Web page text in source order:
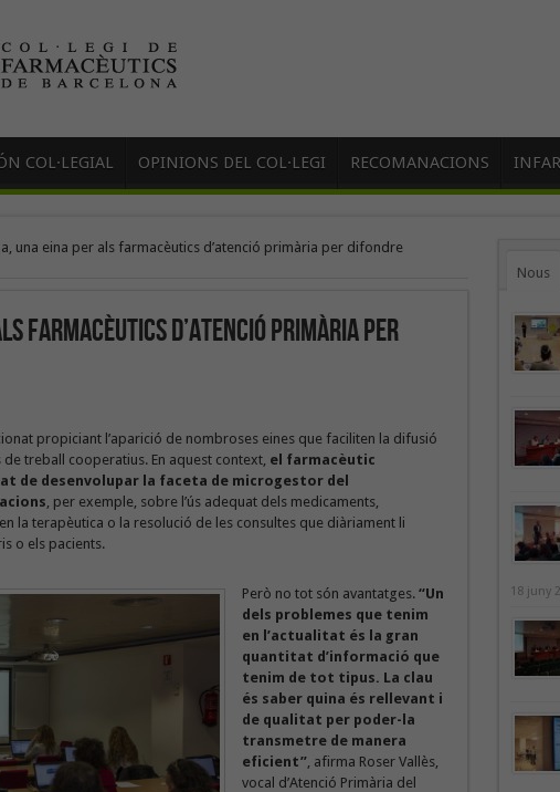
COL·LEGIAL OPINIONS DEL COL·LEGI RECOMANACIONS
una eina per als farmacèutics d’atenció primària per difondre
farmacèutics d’atenció primària per
propiciant l’aparició de nombroses eines que faciliten la difusió
treball cooperatius. En aquest context, el farmacèutic
de desenvolupar la faceta de microgestor del
, per exemple, sobre l’ús adequat dels medicaments,
la terapèutica o la resolució de les consultes que diàriament li
o els pacients.
Però no tot són avantatges. “Un
dels problemes que tenim
en l’actualitat és la gran
quantitat d’informació que
tenim de tot tipus. La clau
és saber quina és rellevant i
de qualitat per poder-la
transmetre de manera
eficient”, afirma Roser Vallès,
vocal d’Atenció Primària del
Nous
18 juny